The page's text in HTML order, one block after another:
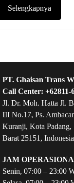
Selengkapnya
PT. Ghaisan Trans
Call Center: +62811-
Jl. Dr. Moh. Hatta Jl.
III No.17, Ps.
Kuranji, Kota Padang,
Barat 25151, Indonesia
JAM
Senin, 07:00 – 23:00